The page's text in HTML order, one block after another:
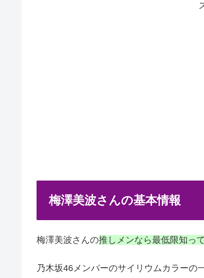
梅澤美波さんの基本情報
梅澤美波さんの推しメンなら最低限知っ
乃木坂46メンバーのサイリウムカラーの